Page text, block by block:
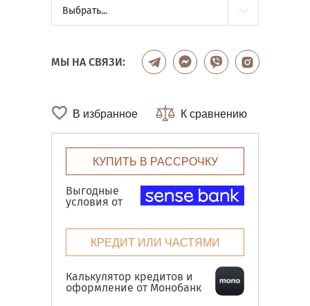
Выбрать...
МЫ НА СВЯЗИ:
В избранное К сравнению
КУПИТЬ В РАССРОЧКУ
Выгодные
условия от
КРЕДИТ ИЛИ ЧАСТЯМИ
Калькулятор кредитов и
оформление от Монобанк